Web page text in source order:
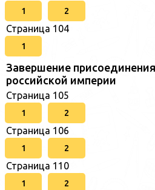
1 2
Страница 104
1
Завершение присоединения
российской империи
Страница 105
1 2
Страница 106
1 2
Страница 110
1 2